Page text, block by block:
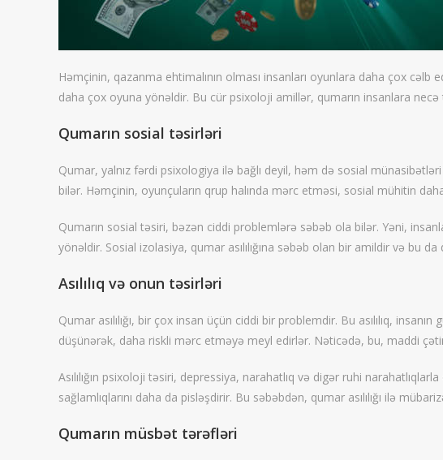
Həmçinin, qazanma ehtimalının olması insanları oyunlara daha çox
daha çox oyuna yönəldir. Bu cür psixoloji amillər, qumarın insanlara
Qumarın sosial təsirləri
Qumar, yalnız fərdi psixologiya ilə bağlı deyil, həm də sosial
bilər. Həmçinin, oyunçuların qrup halında mərc etməsi, sosial mühitin
Qumarın sosial təsiri, bəzən ciddi problemlərə səbəb ola bilər. Yəni,
yönəldir. Sosial izolasiya, qumar asılılığına səbəb olan bir amildir və bu
Asılılıq və onun təsirləri
Qumar asılılığı, bir çox insan üçün ciddi bir problemdir. Bu asılılıq,
düşünərək, daha riskli mərc etməyə meyl edirlər. Nəticədə, bu, maddi
Asılılığın psixoloji təsiri, depressiya, narahatlıq və digər ruhi
sağlamlıqlarını daha da pisləşdirir. Bu səbəbdən, qumar asılılığı ilə
Qumarın müsbət tərəfləri